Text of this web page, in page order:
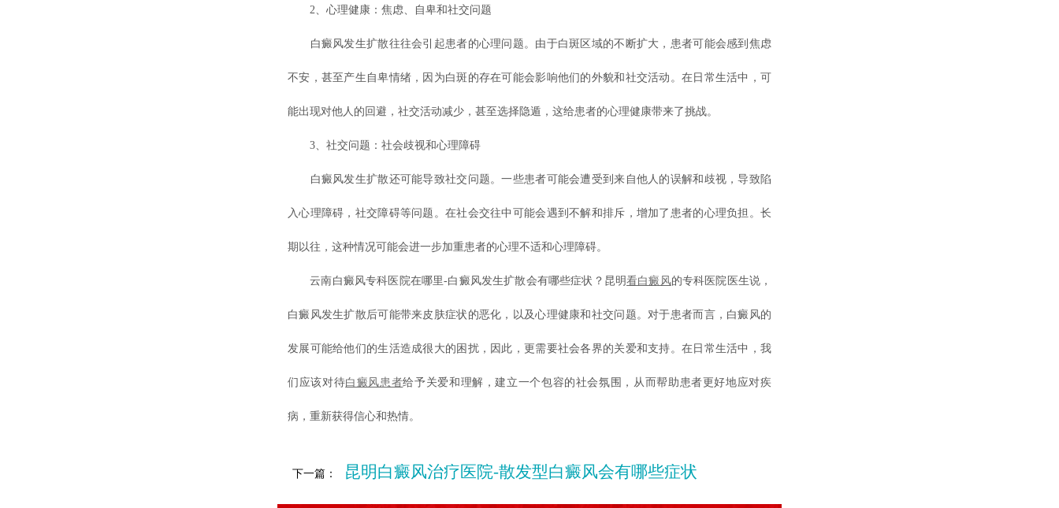
2、心理健康：焦虑、自卑和社交问题
白癜风发生扩散往往会引起患者的心理问题。由于白斑区域的不断扩大，患者可能会感到焦虑
不安，甚至产生自卑情绪，因为白斑的存在可能会影响他们的外貌和社交活动。在日常生活中，可
能出现对他人的回避，社交活动减少，甚至选择隐遁，这给患者的心理健康带来了挑战。
3、社交问题：社会歧视和心理障碍
白癜风发生扩散还可能导致社交问题。一些患者可能会遭受到来自他人的误解和歧视，导致陷
入心理障碍，社交障碍等问题。在社会交往中可能会遇到不解和排斥，增加了患者的心理负担。长
期以往，这种情况可能会进一步加重患者的心理不适和心理障碍。
云南白癜风专科医院在哪里-白癜风发生扩散会有哪些症状？昆明看白癜风的专科医院医生说，
白癜风发生扩散后可能带来皮肤症状的恶化，以及心理健康和社交问题。对于患者而言，白癜风的
发展可能给他们的生活造成很大的困扰，因此，更需要社会各界的关爱和支持。在日常生活中，我
们应该对待白癜风患者给予关爱和理解，建立一个包容的社会氛围，从而帮助患者更好地应对疾
病，重新获得信心和热情。
下一篇： 昆明白癜风治疗医院-散发型白癜风会有哪些症状